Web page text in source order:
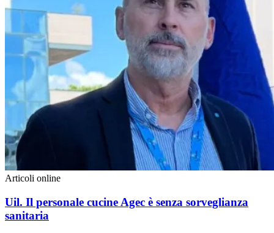
Articoli online
Uil. Il personale cucine Agec è senza sorveglianza
sanitaria